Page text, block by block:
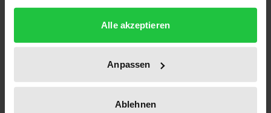
gesammelt haben.
Alle akzeptieren
Anpassen
Ablehnen
beharrt indes auf der Verbindlichkeit. Diese
Anwendungsprobleme nicht allein aus dem § 315
BGB resultieren, sondern aus dem
Zusammentreffen der einseitigen